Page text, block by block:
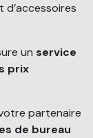
d’accessoires
un service
prix
partenaire
de bureau